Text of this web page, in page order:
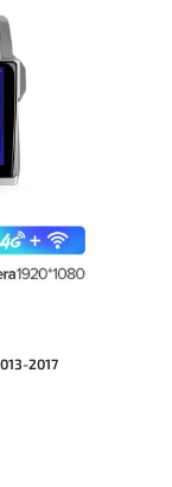
2017